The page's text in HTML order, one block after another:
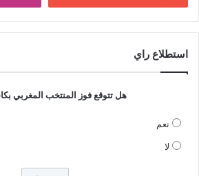
استطلاع راي
هل تتوقع فوز المنتخب المغربي
نعم
لا